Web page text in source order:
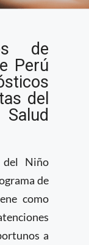
de
Perú
del
Niño
de
como
a